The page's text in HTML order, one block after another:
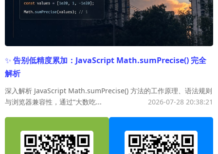
✨ 告别低精度累加：JavaScript Math.sumPrecise() 完全
解析
深入解析 JavaScript Math.sumPrecise() 方法的工作原理、语法规则
与浏览器兼容性，通过“大数吃...
2026-07-28 20:38:21